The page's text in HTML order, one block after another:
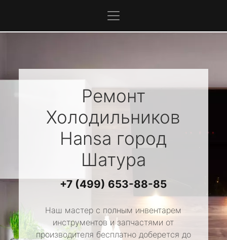
Ремонт
Холодильников
Hansa город
Шатура
+7 (499) 653-88-85
Наш мастер с полным инвентарем
инструментов и запчастями от
производителя бесплатно доберется до